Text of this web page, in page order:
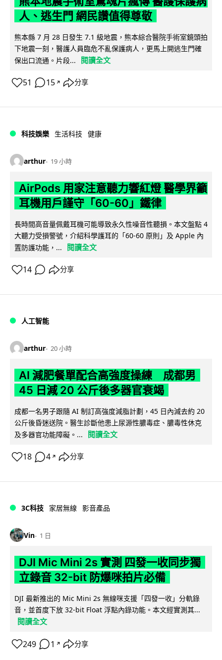
人、逃生門 網民讚值得尊敬
熊本縣 7 月 28 日發生 7.1 級地震，熊本綜合醫院手術室鏡頭拍
下地震一刻，醫護人員臨危不亂保護病人，更馬上開逃生門確
保出口流通。片段...
閱讀全文
51 15 ↗ 分享
科技娛樂 生活科技 健康
arthur 19 小時
AirPods 用家注意聽力響紅燈 醫學界籲
耳機用戶謹守「60-60」鐵律
長時間高音量佩戴耳機可能導致永久性噪音性聽損。本文盤點 4
大聽力受損警號，介紹科學護耳的「60-60 原則」及 Apple 內
置防護功能，...
閱讀全文
14 分享
人工智能
arthur 20 小時
AI 減肥餐單配合高強度操練 成都男
45 日減 20 公斤後多器官衰竭
成都一名男子跟隨 AI 制訂高強度減脂計劃，45 日內減去約 20
公斤後昏迷送院。醫生診斷他患上尿源性膿毒症、膿毒性休克
及多器官功能障礙。...
閱讀全文
18 4 ↗ 分享
3C科技 家居無線 影音產品
Vin 1 日
DJI Mic Mini 2s 實測 四發一收同步獨
立錄音 32-bit 防爆咪拍片必備
DJI 最新推出的 Mic Mini 2s 無線咪支援「四發一收」分軌錄
音，並首度下放 32-bit Float 浮點內錄功能。本文經實測其...
閱讀全文
249 1 ↗ 分享